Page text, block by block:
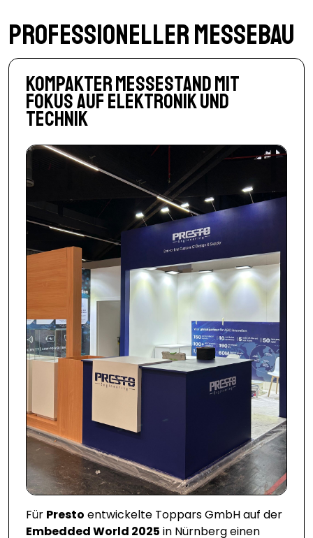
Professioneller Messebau
Kompakter Messestand mit
Fokus auf Elektronik und
Technik
Für Presto entwickelte Toppars GmbH auf der
Embedded World 2025 in Nürnberg einen